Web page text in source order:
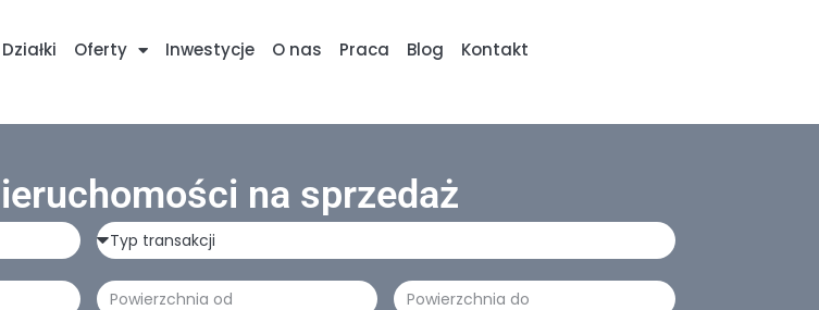
Działki Oferty Inwestycje O nas Praca Blog Kontakt
na sprzedaż
Typ
transakcji
Powierzchnia Powierzchnia